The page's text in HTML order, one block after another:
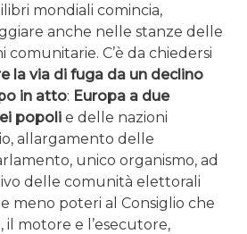
mondiali comincia,
anche nelle stanze delle
C’è da chiedersi
la via di fuga da un declino
in atto: Europa a due
popoli e delle nazioni
allargamento delle
unico organismo, ad
delle comunità elettorali
meno poteri al Consiglio che
motore e l’esecutore,